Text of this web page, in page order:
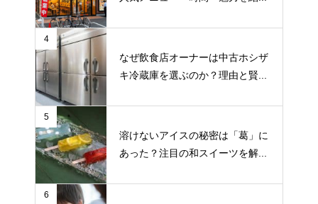
4
なぜ飲食店オーナーは中古ホシザ
キ冷蔵庫を選ぶのか？理由と賢...
5
溶けないアイスの秘密は「葛」に
あった？注目の和スイーツを解...
6